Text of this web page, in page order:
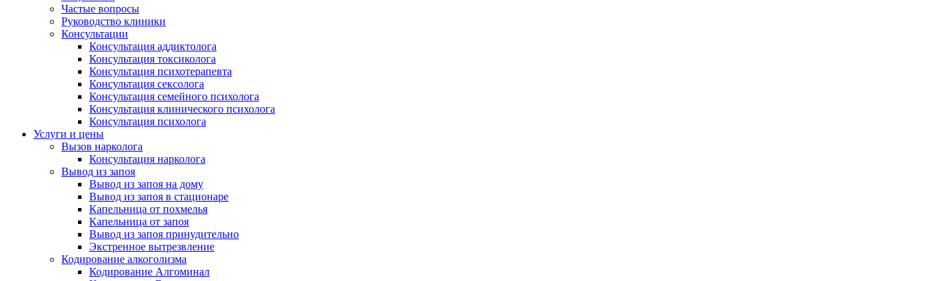
Частые вопросы
Руководство клиники
Консультации
Консультация аддиктолога
Консультация токсиколога
Консультация психотерапевта
Консультация сексолога
Консультация семейного психолога
Консультация клинического психолога
Консультация психолога
Услуги и цены
Вызов нарколога
Консультация нарколога
Вывод из запоя
Вывод из запоя на дому
Вывод из запоя в стационаре
Капельница от похмелья
Капельница от запоя
Вывод из запоя принудительно
Экстренное вытрезвление
Кодирование алкоголизма
Кодирование Алгоминал